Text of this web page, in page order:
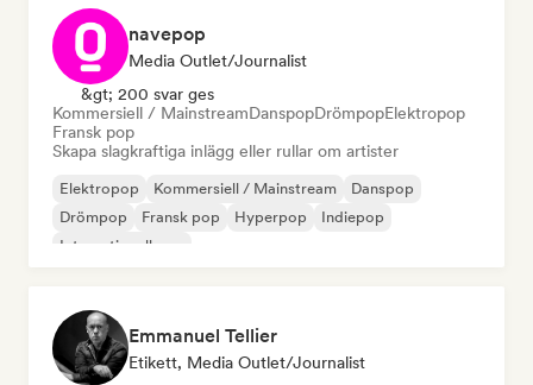
navepop
Media Outlet/Journalist
&gt; 200 svar ges
Kommersiell / MainstreamDanspopDrömpopElektropop
Fransk pop
Skapa slagkraftiga inlägg eller rullar om artister
Elektropop Kommersiell / Mainstream
Danspop
Drömpop
Fransk pop Hyperpop
Indiepop
Internationell pop
Emmanuel Tellier
Etikett, Media Outlet/Journalist